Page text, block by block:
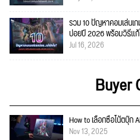
รวม 10 ปัญหาคอมเล่นเก
บ่อยปี 2026 พร้อมวิธีแ
Jul 16, 2026
Buyer
How to เลือกซื้อโน้ตบุ๊ก
Nov 13, 2025